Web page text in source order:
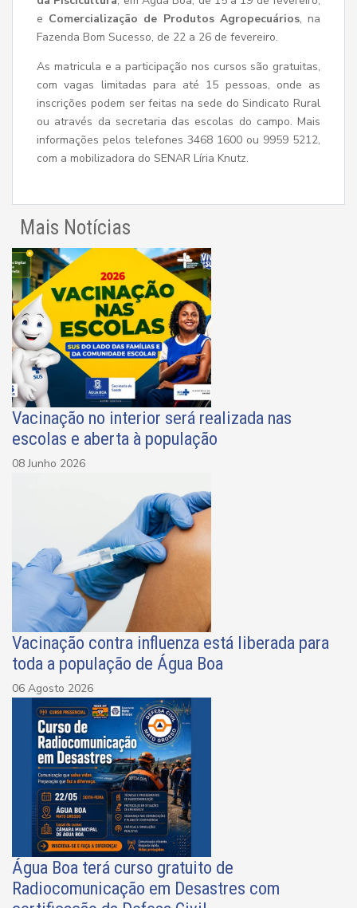
e Comercialização de Produtos Agropecuários, na
Fazenda Bom Sucesso, de 22 a 26 de fevereiro.
As matricula e a participação nos cursos são gratuitas,
com vagas limitadas para até 15 pessoas, onde as
inscrições podem ser feitas na sede do Sindicato Rural
ou através da secretaria das escolas do campo. Mais
informações pelos telefones 3468 1600 ou 9959 5212,
com a mobilizadora do SENAR Líria Knutz.
Mais Notícias
Vacinação no interior será realizada nas
escolas e aberta à população
08 Junho 2026
Vacinação contra influenza está liberada para
toda a população de Água Boa
06 Agosto 2026
Água Boa terá curso gratuito de
Radiocomunicação em Desastres com